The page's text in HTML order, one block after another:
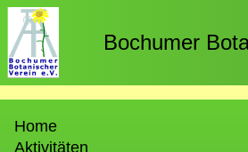
Direkt
zum
Inhalt
Bochumer
Home
Aktivitäten